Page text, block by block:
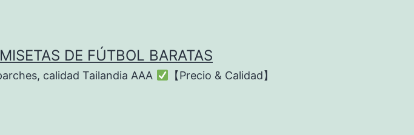
DE FÚTBOL BARATAS
calidad Tailandia AAA 【Precio & Calidad】